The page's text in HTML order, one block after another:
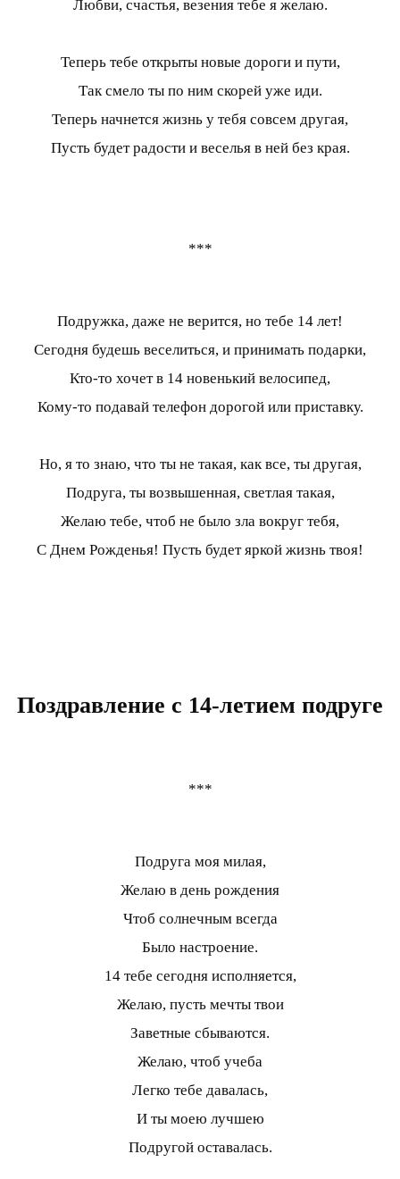
Любви, счастья, везения тебе я желаю.
Теперь тебе открыты новые дороги и пути,
Так смело ты по ним скорей уже иди.
Теперь начнется жизнь у тебя совсем другая,
Пусть будет радости и веселья в ней без края.
***
Подружка, даже не верится, но тебе 14 лет!
Сегодня будешь веселиться, и принимать подарки,
Кто-то хочет в 14 новенький велосипед,
Кому-то подавай телефон дорогой или приставку.
Но, я то знаю, что ты не такая, как все, ты другая,
Подруга, ты возвышенная, светлая такая,
Желаю тебе, чтоб не было зла вокруг тебя,
С Днем Рожденья! Пусть будет яркой жизнь твоя!
Поздравление с 14-летием подруге
***
Подруга моя милая,
Желаю в день рождения
Чтоб солнечным всегда
Было настроение.
14 тебе сегодня исполняется,
Желаю, пусть мечты твои
Заветные сбываются.
Желаю, чтоб учеба
Легко тебе давалась,
И ты моею лучшею
Подругой оставалась.